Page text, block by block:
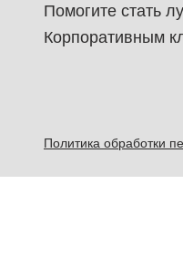
Помогите стать
Корпоративным
Политика обработки